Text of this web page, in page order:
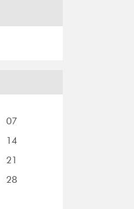
07
14
21
28